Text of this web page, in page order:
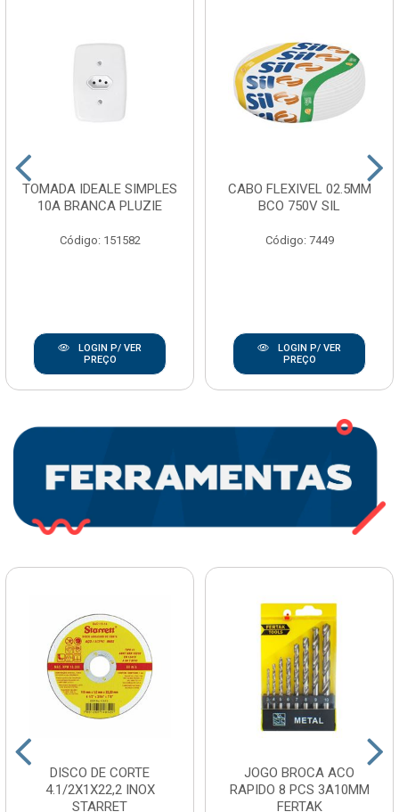
TOMADA IDEALE SIMPLES
10A BRANCA PLUZIE
Código: 151582
LOGIN P/ VER
PREÇO
CABO FLEXIVEL 02.5MM
BCO 750V SIL
Código: 7449
LOGIN P/ VER
PREÇO
DISCO DE CORTE
4.1/2X1X22,2 INOX
STARRET
JOGO BROCA ACO
RAPIDO 8 PCS 3A10MM
FERTAK